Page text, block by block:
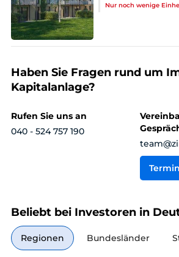
Nur noch wenige
Haben Sie Fragen rund um
Kapitalanlage?
Rufen Sie uns an
040 - 524 757 190
Beliebt bei Investoren in
Regionen Bundesländer